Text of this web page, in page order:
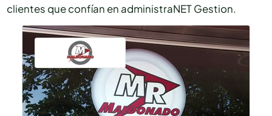
clientes que confían en administraNET Gestion.